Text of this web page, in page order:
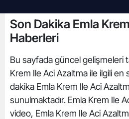
Son Dakika Emla
Haberleri
Bu sayfada güncel gelişmeleri
Krem Ile Aci Azaltma ile ilgili
dakika Emla Krem Ile Aci
sunulmaktadır. Emla Krem Ile
video, Emla Krem Ile Aci